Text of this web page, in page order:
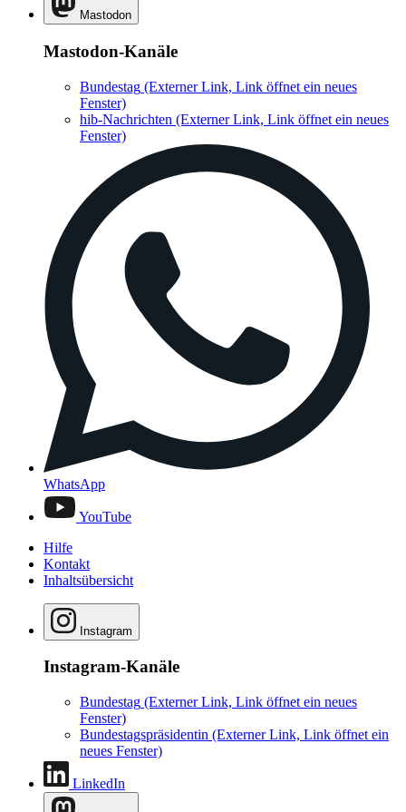
Mastodon
Mastodon-Kanäle
Bundestag (Externer Link, Link öffnet ein neues
Fenster)
hib-Nachrichten (Externer Link, Link öffnet ein neues
Fenster)
WhatsApp
YouTube
Hilfe
Kontakt
Inhaltsübersicht
Instagram
Instagram-Kanäle
Bundestag (Externer Link, Link öffnet ein neues
Fenster)
Bundestagspräsidentin (Externer Link, Link öffnet ein
neues Fenster)
LinkedIn